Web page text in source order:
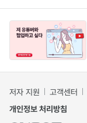
저자 지원 고객센터
개인정보 처리방침